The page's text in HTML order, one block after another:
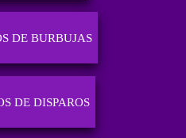
DE BURBUJAS
DE DISPAROS